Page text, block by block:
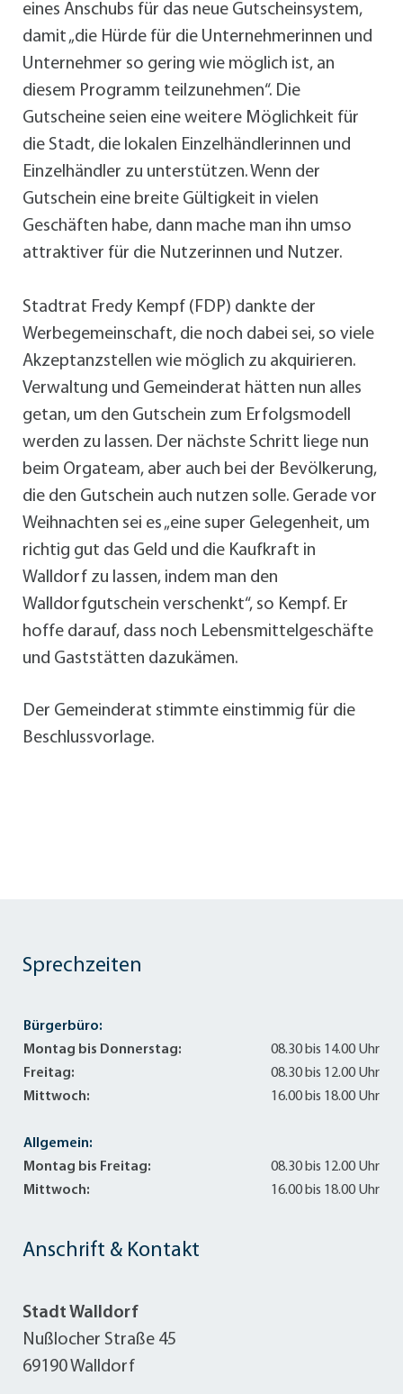
eines Anschubs für das neue Gutscheinsystem,
damit „die Hürde für die Unternehmerinnen und
Unternehmer so gering wie möglich ist, an
diesem Programm teilzunehmen“. Die
Gutscheine seien eine weitere Möglichkeit für
die Stadt, die lokalen Einzelhändlerinnen und
Einzelhändler zu unterstützen. Wenn der
Gutschein eine breite Gültigkeit in vielen
Geschäften habe, dann mache man ihn umso
attraktiver für die Nutzerinnen und Nutzer.
Stadtrat Fredy Kempf (FDP) dankte der
Werbegemeinschaft, die noch dabei sei, so viele
Akzeptanzstellen wie möglich zu akquirieren.
Verwaltung und Gemeinderat hätten nun alles
getan, um den Gutschein zum Erfolgsmodell
werden zu lassen. Der nächste Schritt liege nun
beim Orgateam, aber auch bei der Bevölkerung,
die den Gutschein auch nutzen solle. Gerade vor
Weihnachten sei es „eine super Gelegenheit, um
richtig gut das Geld und die Kaufkraft in
Walldorf zu lassen, indem man den
Walldorfgutschein verschenkt“, so Kempf. Er
hoffe darauf, dass noch Lebensmittelgeschäfte
und Gaststätten dazukämen.
Der Gemeinderat stimmte einstimmig für die
Beschlussvorlage.
Anschrift & Kontakt
Stadt Walldorf
Nußlocher Straße 45
69190 Walldorf
Sprechzeiten
Bürgerbüro:
Montag bis Donnerstag:
08.30 bis 14.00 Uhr
Freitag:
08.30 bis 12.00 Uhr
Mittwoch:
16.00 bis 18.00 Uhr
Allgemein:
Montag bis Freitag:
08.30 bis 12.00 Uhr
Mittwoch:
16.00 bis 18.00 Uhr